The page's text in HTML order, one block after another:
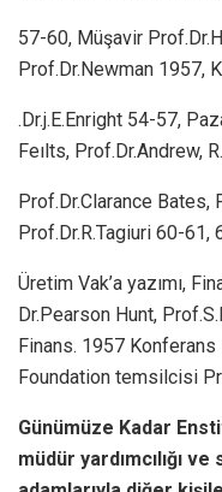
57-60, Müşavir
Prof.Dr.Newman 1957,
.Dr.j.E.Enright 54-57,
Feılts, Prof.Dr.Andrew,
Prof.Dr.Clarance Bates,
Prof.Dr.R.Tagiuri 60-
Üretim Vak’a yazımı,
Dr.Pearson Hunt,
Finans. 1957 Konferans
Foundation temsilcisi
Günümüze Kadar
müdür yardımcılığı